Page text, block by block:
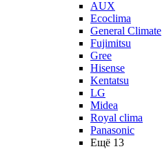
AUX
Ecoclima
General Climate
Fujimitsu
Gree
Hisense
Kentatsu
LG
Midea
Royal clima
Panasonic
Ещё 13